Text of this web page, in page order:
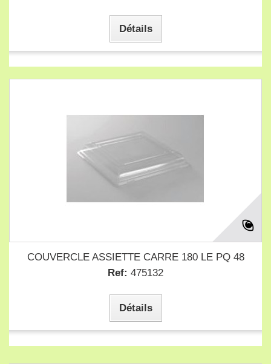
Détails
COUVERCLE ASSIETTE CARRE 180 LE PQ 48
Ref: 475132
Détails